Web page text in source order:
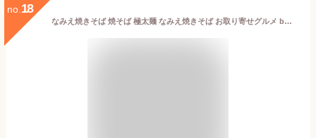
no. 18
なみえ焼きそば 焼そば 極太麺 なみえ焼きそば お取り寄せグルメ b級グルメ 常温 長持ち 旭屋 やきそば 太麺 ゆでめん 焼きそば麺 業務用 夜食 なみえ焼そば元祖味ソース4食